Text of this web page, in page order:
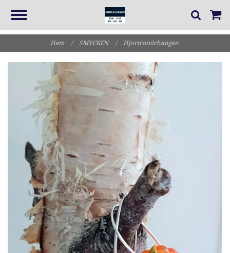
Hem / SMYCKEN / Hjortronörhängen